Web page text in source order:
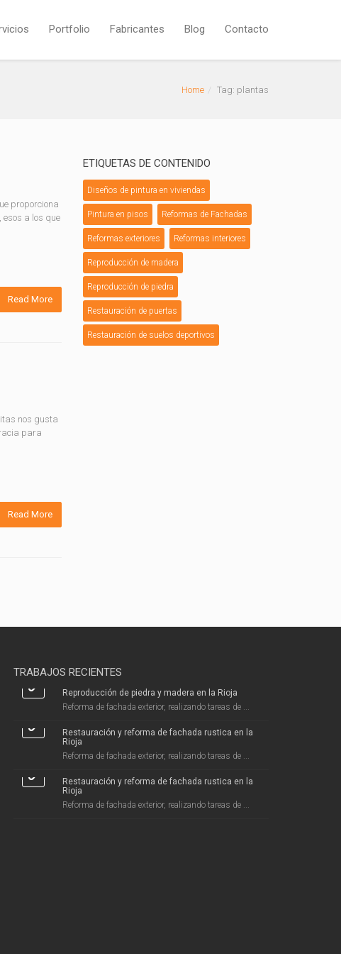
Portfolio Fabricantes Blog Contacto
Home Tag: plantas
proporciona
esos a los que
Read More
nos gusta
para
Read More
ETIQUETAS DE CONTENIDO
Diseños de pintura en viviendas
Pintura en pisos Reformas de Fachadas
Reformas exteriores Reformas interiores
Reproducción de madera
Reproducción de piedra
Restauración de puertas
Restauración de suelos deportivos
TRABAJOS RECIENTES
Reproducción de piedra y madera en la Rioja
Reforma de fachada exterior, realizando tareas de ...
Restauración y reforma de fachada rustica en la
Rioja
Reforma de fachada exterior, realizando tareas de ...
Restauración y reforma de fachada rustica en la
Rioja
Reforma de fachada exterior, realizando tareas de ...